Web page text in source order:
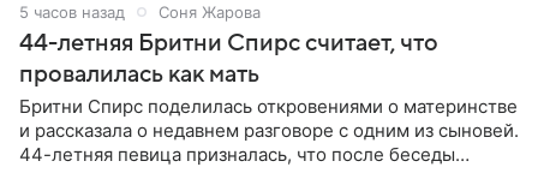
5 часов назад Соня Жарова
44-летняя Бритни Спирс считает, что
провалилась как мать
Бритни Спирс поделилась откровениями о материнстве
и рассказала о недавнем разговоре с одним из сыновей.
44-летняя певица призналась, что после беседы